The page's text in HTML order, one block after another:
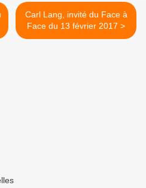
Carl Lang, invité du Face à
Face du 13 février 2017 >